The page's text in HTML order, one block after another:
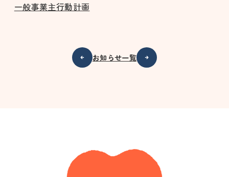
一般事業主行動計画
お知らせ一覧